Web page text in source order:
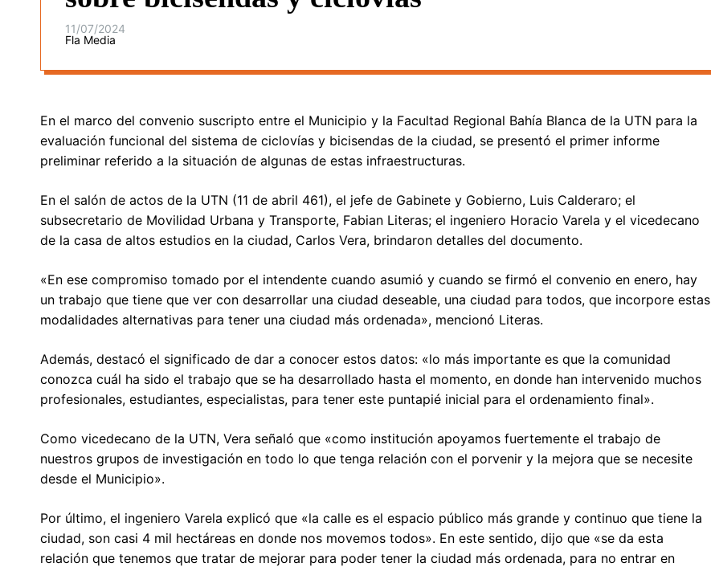
11/07/2024
Fla Media
En el marco del convenio suscripto entre el Municipio y la Facultad Regional Bahía Blanca de la UTN para la
evaluación funcional del sistema de ciclovías y bicisendas de la ciudad, se presentó el primer informe
preliminar referido a la situación de algunas de estas infraestructuras.
En el salón de actos de la UTN (11 de abril 461), el jefe de Gabinete y Gobierno, Luis Calderaro; el
subsecretario de Movilidad Urbana y Transporte, Fabian Literas; el ingeniero Horacio Varela y el vicedecano
de la casa de altos estudios en la ciudad, Carlos Vera, brindaron detalles del documento.
«En ese compromiso tomado por el intendente cuando asumió y cuando se firmó el convenio en enero, hay
un trabajo que tiene que ver con desarrollar una ciudad deseable, una ciudad para todos, que incorpore estas
modalidades alternativas para tener una ciudad más ordenada», mencionó Literas.
Además, destacó el significado de dar a conocer estos datos: «lo más importante es que la comunidad
conozca cuál ha sido el trabajo que se ha desarrollado hasta el momento, en donde han intervenido muchos
profesionales, estudiantes, especialistas, para tener este puntapié inicial para el ordenamiento final».
Como vicedecano de la UTN, Vera señaló que «como institución apoyamos fuertemente el trabajo de
nuestros grupos de investigación en todo lo que tenga relación con el porvenir y la mejora que se necesite
desde el Municipio».
Por último, el ingeniero Varela explicó que «la calle es el espacio público más grande y continuo que tiene la
ciudad, son casi 4 mil hectáreas en donde nos movemos todos». En este sentido, dijo que «se da esta
relación que tenemos que tratar de mejorar para poder tener la ciudad más ordenada, para no entrar en